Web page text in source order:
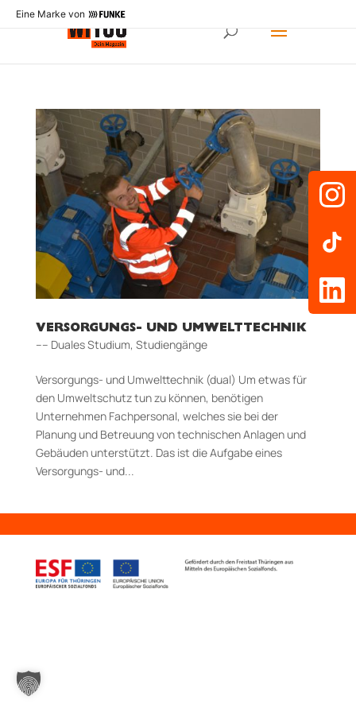
Eine Marke von
VERSORGUNGS- UND UMWELTTECHNIK
–– Duales Studium, Studiengänge
Versorgungs- und Umwelttechnik (dual) Um etwas für
den Umweltschutz tun zu können, benötigen
Unternehmen Fachpersonal, welches sie bei der
Planung und Betreuung von technischen Anlagen und
Gebäuden unterstützt. Das ist die Aufgabe eines
Versorgungs- und...